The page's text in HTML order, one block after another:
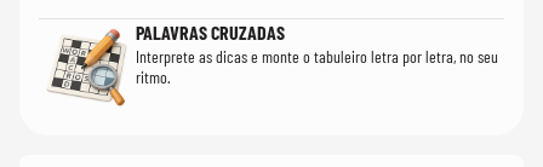
PALAVRAS CRUZADAS
Interprete as dicas e monte o tabuleiro letra por letra, no seu
ritmo.